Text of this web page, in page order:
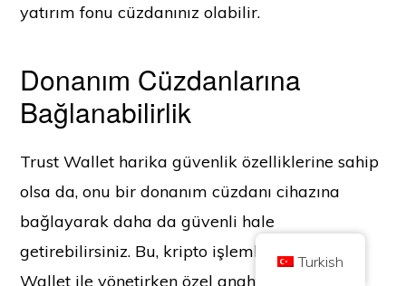
yatırım fonu cüzdanınız olabilir.
Donanım Cüzdanlarına
Bağlanabilirlik
Trust Wallet harika güvenlik özelliklerine sahip
olsa da, onu bir donanım cüzdanı cihazına
bağlayarak daha da güvenli hale
getirebilirsiniz. Bu, kripto işlemlerinizi Trust
Wallet ile yönetirken özel anahtarlarınızı
Telif Hakkı © 2026 Coin Kickoff olarak ticaret yapan Brilliant British Ltd
İçerik bilgilendirme amaçlıdır ve yatırım tavsiyesi değildir. Geçmiş
performans gelecekteki sonuçların göstergesi değildir. Kripto paraya yatırım
yapmak risk içerir.
Kripto para, Birleşik Krallık Finansal Davranış Otoritesi tarafından
Programı kapsamında veya Birleşik Krallık Finansal Ombudsman
Hizmetinin yargı yetkisi kapsamında korumaya tabi değildir. Kripto paraya
bir kısmını ya da tamamını kaybedebilir. Kripto para satışlarından elde
edilen kârlar için sermaye kazancı vergisi uygulanabilir.
EV HAKKINDA GIZLILIK POLITIKASI BIZE ULAŞIN
Turkish